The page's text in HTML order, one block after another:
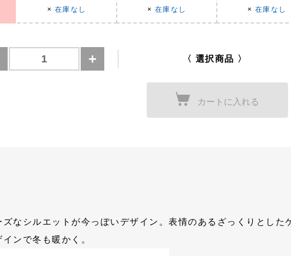
× 在庫なし
× 在庫なし
× 在庫なし
〈 選択商品 〉
カートに入れる
なシルエットが今っぽいデザイン。表情のあるざっくりとした
ンで冬も暖かく。